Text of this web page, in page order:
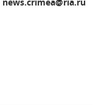
news.crimea@ria.ru